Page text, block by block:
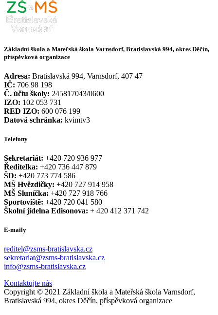
Základní škola a Mateřská škola Varnsdorf, Bratislavská 994, okres Děčín,
příspěvková organizace
Adresa: Bratislavská 994, Varnsdorf, 407 47
IČ: 706 98 198
Č. účtu školy: 245817043/0600
IZO: 102 053 731
RED IZO: 600 076 199
Datová schránka: kvimtv3
Telefony
Sekretariát: +420 720 936 977
Ředitelka: +420 736 447 879
ŠD: +420 773 774 586
MŠ Hvězdičky: +420 727 914 958
MŠ Sluníčka: +420 727 918 766
Sportoviště: +420 720 041 580
Školní jídelna Edisonova: + 420 412 371 742
E-maily
reditel@zsms-bratislavska.cz
sekretariat@zsms-bratislavska.cz
info@zsms-bratislavska.cz
Kontaktujte nás
Copyright © 2021 Základní škola a Mateřská škola Varnsdorf,
Bratislavská 994, okres Děčín, příspěvková organizace